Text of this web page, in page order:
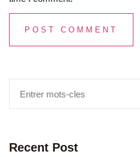
Recent Post